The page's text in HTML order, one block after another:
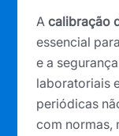
Acalibração
essencial
e a
laboratoriais
periódicas
com normas,